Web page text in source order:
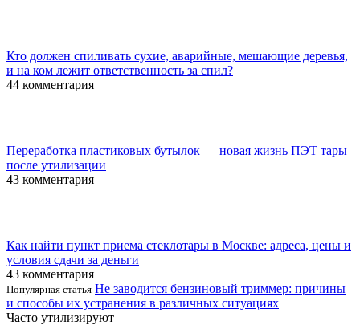
Кто должен спиливать сухие, аварийные, мешающие деревья,
и на ком лежит ответственность за спил?
44 комментария
Переработка пластиковых бутылок — новая жизнь ПЭТ тары
после утилизации
43 комментария
Как найти пункт приема стеклотары в Москве: адреса, цены и
условия сдачи за деньги
43 комментария
Популярная статья Не заводится бензиновый триммер: причины
и способы их устранения в различных ситуациях
Часто утилизируют